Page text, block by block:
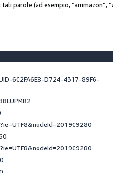
parole (ad esempio, “ammazon”,
602FA6E8-D724-4317-89F6-